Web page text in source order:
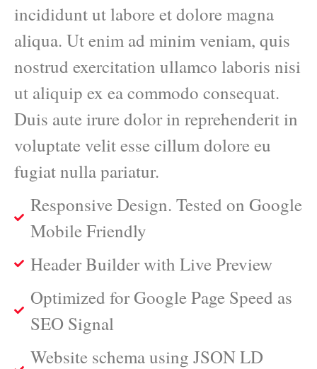
incididunt ut labore et dolore magna
aliqua. Ut enim ad minim veniam, quis
nostrud exercitation ullamco laboris nisi
ut aliquip ex ea commodo consequat.
Duis aute irure dolor in reprehenderit in
voluptate velit esse cillum dolore eu
fugiat nulla pariatur.
Responsive Design. Tested on Google
Mobile Friendly
Header Builder with Live Preview
Optimized for Google Page Speed as
SEO Signal
Website schema using JSON LD